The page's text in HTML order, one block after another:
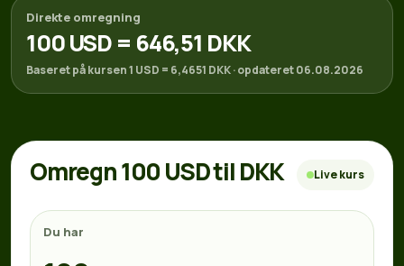
Direkte omregning
100 USD = 646,51 DKK
Baseret på kursen 1 USD = 6,4651 DKK · opdateret 06.08.2026
Omregn 100 USD til DKK Live kurs
Du har